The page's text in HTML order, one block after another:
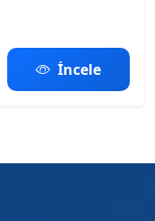
İncele